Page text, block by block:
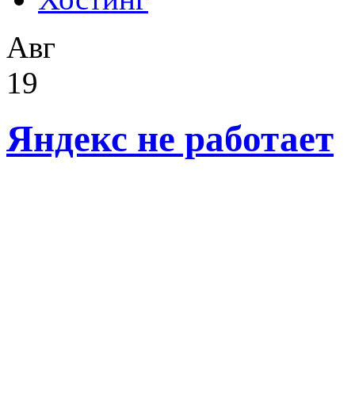
Авг
19
Яндекс не работает